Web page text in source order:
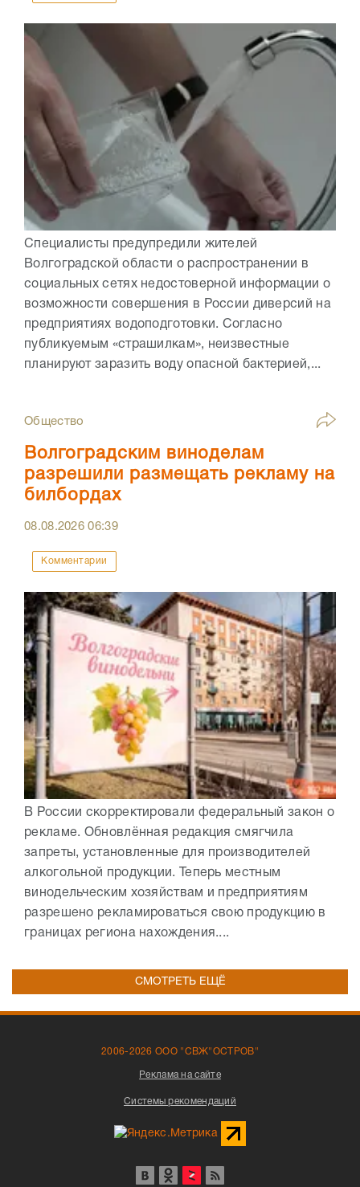
Специалисты предупредили жителей
Волгоградской области о распространении в
социальных сетях недостоверной информации о
возможности совершения в России диверсий на
предприятиях водоподготовки. Согласно
публикуемым «страшилкам», неизвестные
планируют заразить воду опасной бактерией,...
Общество
Волгоградским виноделам
разрешили размещать рекламу на
билбордах
08.08.202606:39
Комментарии
В России скорректировали федеральный закон о
рекламе. Обновлённая редакция смягчила
запреты, установленные для производителей
алкогольной продукции. Теперь местным
винодельческим хозяйствам и предприятиям
разрешено рекламироваться свою продукцию в
границах региона нахождения....
СМОТРЕТЬ ЕЩЁ
2006-2026 ООО "СВЖ"ОСТРОВ"
Реклама на сайте
Системы рекомендаций